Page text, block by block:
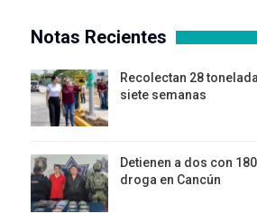
Notas Recientes
Recolectan 28
siete semanas
Detienen a dos con
droga en Cancún